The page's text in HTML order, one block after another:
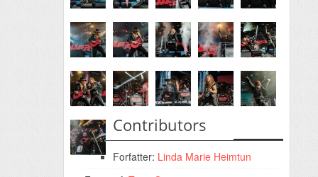
Contributors
Forfatter: Linda Marie Heimtun